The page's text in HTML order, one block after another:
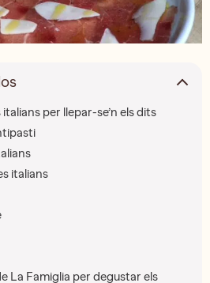
per llepar-se’n els dits
italians
La Famiglia per degustar els